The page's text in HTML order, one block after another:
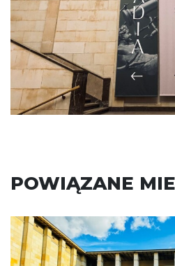
POWIĄZANE